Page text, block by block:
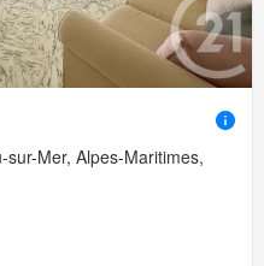
Mer, Alpes-Maritimes,